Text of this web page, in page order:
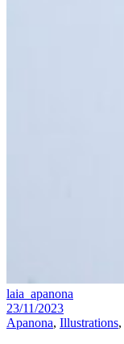
laia_apanona
23/11/2023
Apanona, Illustrations,